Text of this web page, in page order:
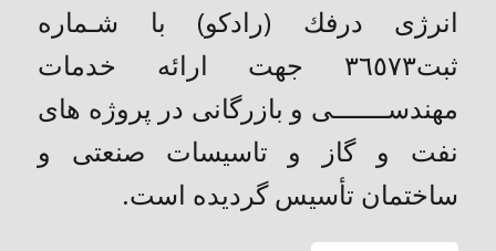
انرژی درفك (رادکو) با شـماره
ثبت٣٦٥٧٣ جهت ارائه خدمات
مهندســـــــی و بازرگانی در پروژه های
نفت و گاز و تاسیسات صنعتی و
ساختمان تأسیس گردیده است.